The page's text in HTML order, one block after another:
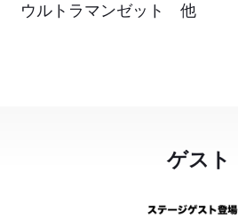
ウルトラマンゼット 他
ゲスト